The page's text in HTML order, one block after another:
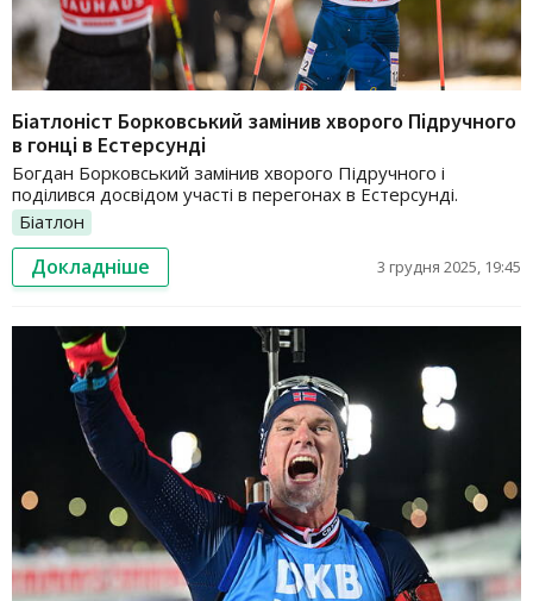
Біатлоніст Борковський замінив хворого Підручного
в гонці в Естерсунді
Богдан Борковський замінив хворого Підручного і
поділився досвідом участі в перегонах в Естерсунді.
Біатлон
Докладніше 3 грудня 2025, 19:45